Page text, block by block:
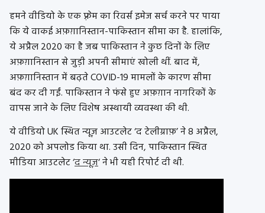
हमने वीडियो के एक फ़्रेम का रिवर्स इमेज सर्च करने पर पाया
कि ये वाकई अफ़ग़ानिस्तान-पाकिस्तान सीमा का है. हालांकि,
ये अप्रैल 2020 का है जब पाकिस्तान ने कुछ दिनों के लिए
अफ़ग़ानिस्तान से जुड़ी अपनी सीमाएं खोली थीं. बाद में,
अफ़ग़ानिस्तान में बढ़ते COVID-19 मामलों के कारण सीमा
बंद कर दी गईं. पाकिस्तान ने फंसे हुए अफ़ग़ान नागरिकों के
वापस जाने के लिए विशेष अस्थायी व्यवस्था की थी.
ये वीडियो UK स्थित न्यूज़ आउटलेट ‘द टेलीग्राफ़’ ने 8 अप्रैल,
2020 को अपलोड किया था. उसी दिन, पाकिस्तान स्थित
मीडिया आउटलेट ‘द न्यूज़‘ ने भी यही रिपोर्ट दी थी.